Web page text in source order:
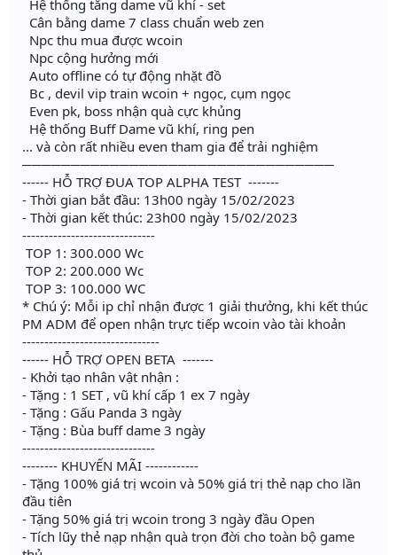
Hệ thống tăng dame vũ khí - set
Cân bằng dame 7 class chuẩn web zen
Npc thu mua được wcoin
Npc cộng hưởng mới
Auto offline có tự động nhặt đồ
Bc , devil vip train wcoin + ngọc, cụm ngọc
Even pk, boss nhận quà cực khủng
Hệ thống Buff Dame vũ khí, ring pen
... và còn rất nhiều even tham gia để trải nghiệm
────────────────────────────────
------ HỖ TRỢ ĐUA TOP ALPHA TEST -------
- Thời gian bắt đầu: 13h00 ngày 15/02/2023
- Thời gian kết thúc: 23h00 ngày 15/02/2023
------------------------------
️ TOP 1: 300.000 Wc
️ TOP 2: 200.000 Wc
️ TOP 3: 100.000 WC
* Chú ý: Mỗi ip chỉ nhận được 1 giải thưởng, khi kết thúc
PM ADM để open nhận trực tiếp wcoin vào tài khoản
-------------------------------
------ HỖ TRỢ OPEN BETA -------
- Khởi tạo nhân vật nhận :
- Tặng : 1 SET , vũ khí cấp 1 ex 7 ngày
- Tặng : Gấu Panda 3 ngày
- Tặng : Bùa buff dame 3 ngày
------------------------------
-------- KHUYẾN MÃI ------------
- Tặng 100% giá trị wcoin và 50% giá trị thẻ nạp cho lần
đầu tiên
- Tặng 50% giá trị wcoin trong 3 ngày đầu Open
- Tích lũy thẻ nạp nhận quà trọn đời cho toàn bộ game